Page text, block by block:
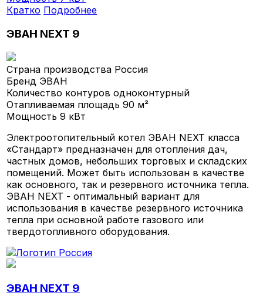
Кратко Подробнее
ЭВАН NEXT 9
Страна производства Россия
Бренд ЭВАН
Количество контуроводноконтурный
Отапливаемая площадь90 м²
Мощность9 кВт
Электроотопительный котел ЭВАН NEXT класса
«Стандарт» предназначен для отопления дач,
частных домов, небольших торговых и складских
помещений. Может быть использован в качестве
как основного, так и резервного источника тепла.
ЭВАН NEXT - оптимальный вариант для
использования в качестве резервного источника
тепла при основной работе газового или
твердотопливного оборудования.
ЭВАН NEXT 9